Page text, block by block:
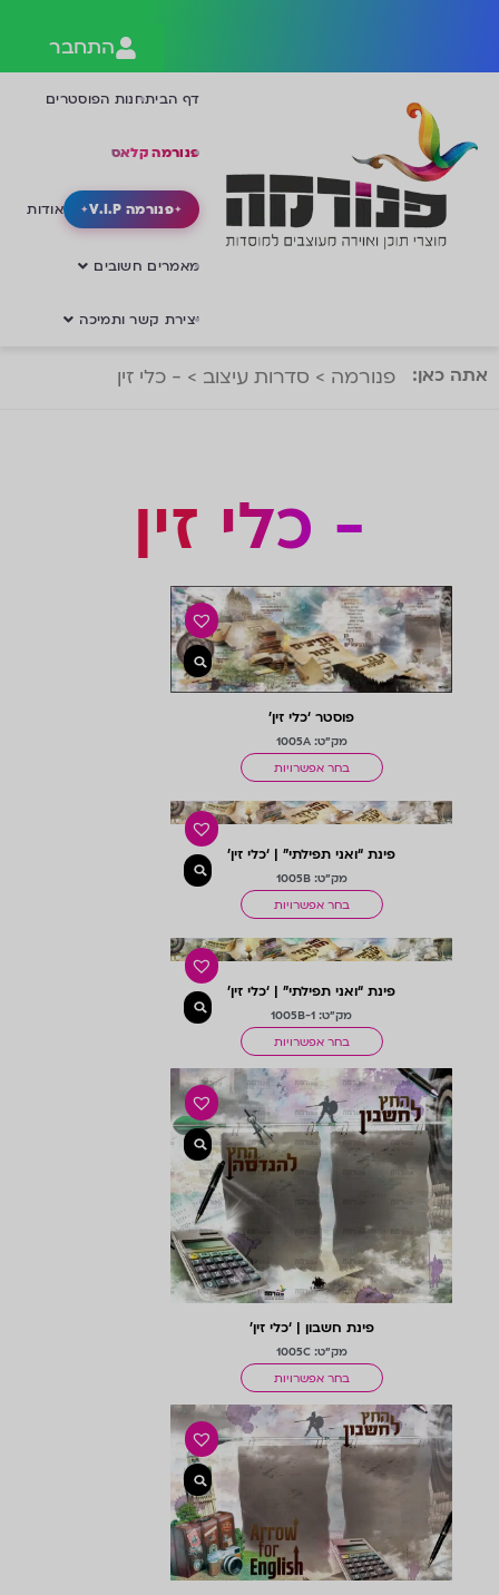
התחבר
דף הביתחנות הפוסטרים
פנורמה קלאס
פנורמה V.I.P אודות
מאמרים חשובים
יצירת קשר ותמיכה
אתה כאן: פנורמה > סדרות עיצוב > - כלי זין
- כלי זין
פוסטר ‘כלי זין’
מק"ט: 1005A
בחר אפשרויות
פינת “ואני תפילתי” | ‘כלי זין’
מק"ט: 1005B
בחר אפשרויות
פינת “ואני תפילתי” | ‘כלי זין’
מק"ט: 1005B-1
בחר אפשרויות
פינת חשבון | ‘כלי זין’
מק"ט: 1005C
בחר אפשרויות